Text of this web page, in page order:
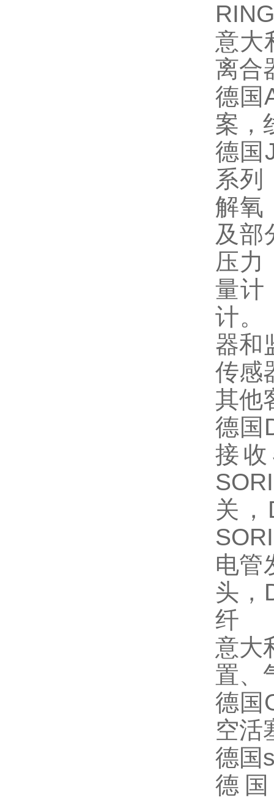
意大
离合
德国
案，
德国
系
解氧
及
压力
量
计
器和
传感
其他
德国
接
关，
电管
头，
纤
意大
置、
德国
空活
德国
德国